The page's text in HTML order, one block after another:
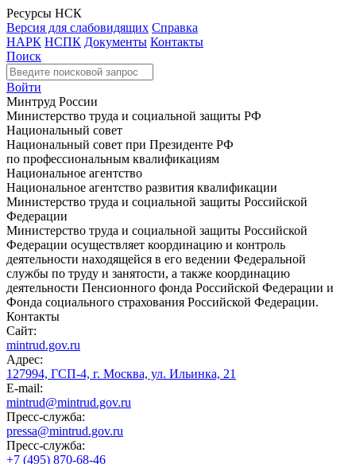
Ресурсы НСК
Версия для слабовидящих Справка
НАРК НСПК Документы Контакты
Поиск
Войти
Минтруд России
Министерство труда и социальной защиты РФ
Национальный совет
Национальный совет при Президенте РФ
по профессиональным квалификациям
Национальное агентство
Национальное агентство развития квалификации
Министерство труда и социальной защиты Российской
Федерации
Министерство труда и социальной защиты Российской
Федерации осуществляет координацию и контроль
деятельности находящейся в его ведении Федеральной
службы по труду и занятости, а также координацию
деятельности Пенсионного фонда Российской Федерации и
Фонда социального страхования Российской Федерации.
Контакты
Сайт:
mintrud.gov.ru
Адрес:
127994, ГСП-4, г. Москва, ул. Ильинка, 21
E-mail:
mintrud@mintrud.gov.ru
Пресс-служба:
pressa@mintrud.gov.ru
Пресс-служба:
+7 (495) 870-68-46